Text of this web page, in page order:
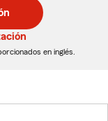
en inglés.